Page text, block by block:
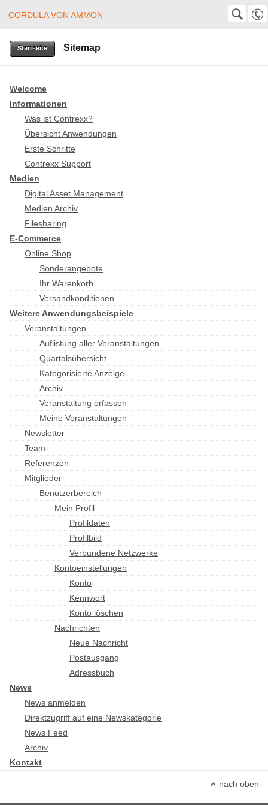
CORDULA VON AMMON
SUCHE
+49 (0)8382 24403
Startseite Sitemap
Welcome
Informationen
Was ist Contrexx?
Übersicht Anwendungen
Erste Schritte
Contrexx Support
Medien
Digital Asset Management
Medien Archiv
Filesharing
E-Commerce
Online Shop
Sonderangebote
Ihr Warenkorb
Versandkonditionen
Weitere Anwendungsbeispiele
Veranstaltungen
Auflistung aller Veranstaltungen
Quartalsübersicht
Kategorisierte Anzeige
Archiv
Veranstaltung erfassen
Meine Veranstaltungen
Newsletter
Team
Referenzen
Mitglieder
Benutzerbereich
Mein Profil
Profildaten
Profilbild
Verbundene Netzwerke
Kontoeinstellungen
Konto
Kennwort
Konto löschen
Nachrichten
Neue Nachricht
Postausgang
Adressbuch
News
News anmelden
Direktzugriff auf eine Newskategorie
News Feed
Archiv
Kontakt
nach oben